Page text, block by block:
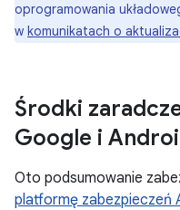
oprogramowania
w komunikatach o
Środki
Google i
Oto podsumowanie
platformę zabezpieczeń